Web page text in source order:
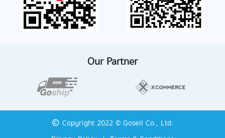
Our Partner
Copyright 2022 © Gosell Co., Ltd.